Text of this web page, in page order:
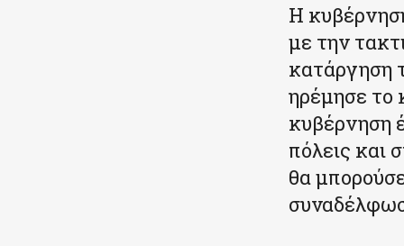
Η
με την
κατάργηση
ηρέμησε το
κυβέρνηση
πόλεις και
θα